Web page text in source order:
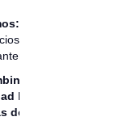
si no se
la
humana.
decisiones